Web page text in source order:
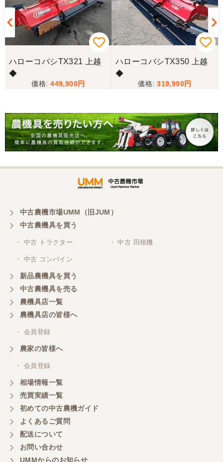
三重県／miraisann
写真と現物が違いすぎる
こちらの、対応も、よく、大変、満足、です。
三重県／谷本勝美
こちらの、対応、も、よくして、くれました。
対応も、よくしてくれました、有難うございまし
三重県／山本
対応ありがとうございました。
三重県／山本
共立シュレッターを受け取りました。 状態は問題な
く、エンジンも調子がよさそうです。 ありがとうご
ざいました。
三重県／
嫌な顔をせずに一生懸命頑張ってくれる中山さんに
感謝しています。ここで3台買いましたが、これから
もよろしくお願いしたいです。
三重県／
初めてコンバインを買いに行ったのですが、とても
明るい方に担当していただき細かく説明して下さっ
てとても嬉しかったです。
ハローコバシTX321 上越
◆
449,900
ハローコバシTX350 上越
◆
319,990
中古農機市場UMM（旧JUM）
中古農機具を買う
・ 中古 トラクター ・ 中古 田植機
・ 中古 コンバイン
新品農機具を買う
中古農機具を売る
農機具店一覧
農機具店の皆様へ
・ 会員登録
農家の皆様へ
・ 会員登録
相場情報一覧
売買実績一覧
初めての中古農機ガイド
よくあるご質問
配送について
お問い合わせ
UMMからのお知らせ